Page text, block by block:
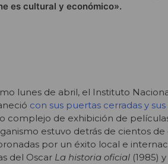
es cultural y económico».
lunes de abril, el Instituto
con sus puertas cerradas y
complejo de exhibición de
estuvo detrás de cientos
por un éxito local e
del Oscar La historia oficial (1985) y